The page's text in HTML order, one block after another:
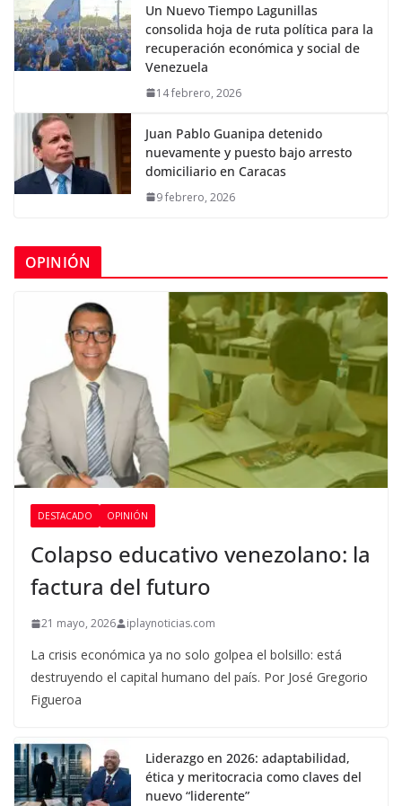
Un Nuevo Tiempo Lagunillas
consolida hoja de ruta política para la
recuperación económica y social de
Venezuela
14 febrero, 2026
Juan Pablo Guanipa detenido
nuevamente y puesto bajo arresto
domiciliario en Caracas
9 febrero, 2026
OPINIÓN
DESTACADO OPINIÓN
Colapso educativo venezolano: la
factura del futuro
21 mayo, 2026 iplaynoticias.com
La crisis económica ya no solo golpea el bolsillo: está
destruyendo el capital humano del país. Por José Gregorio
Figueroa
Liderazgo en 2026: adaptabilidad,
ética y meritocracia como claves del
nuevo “liderente”